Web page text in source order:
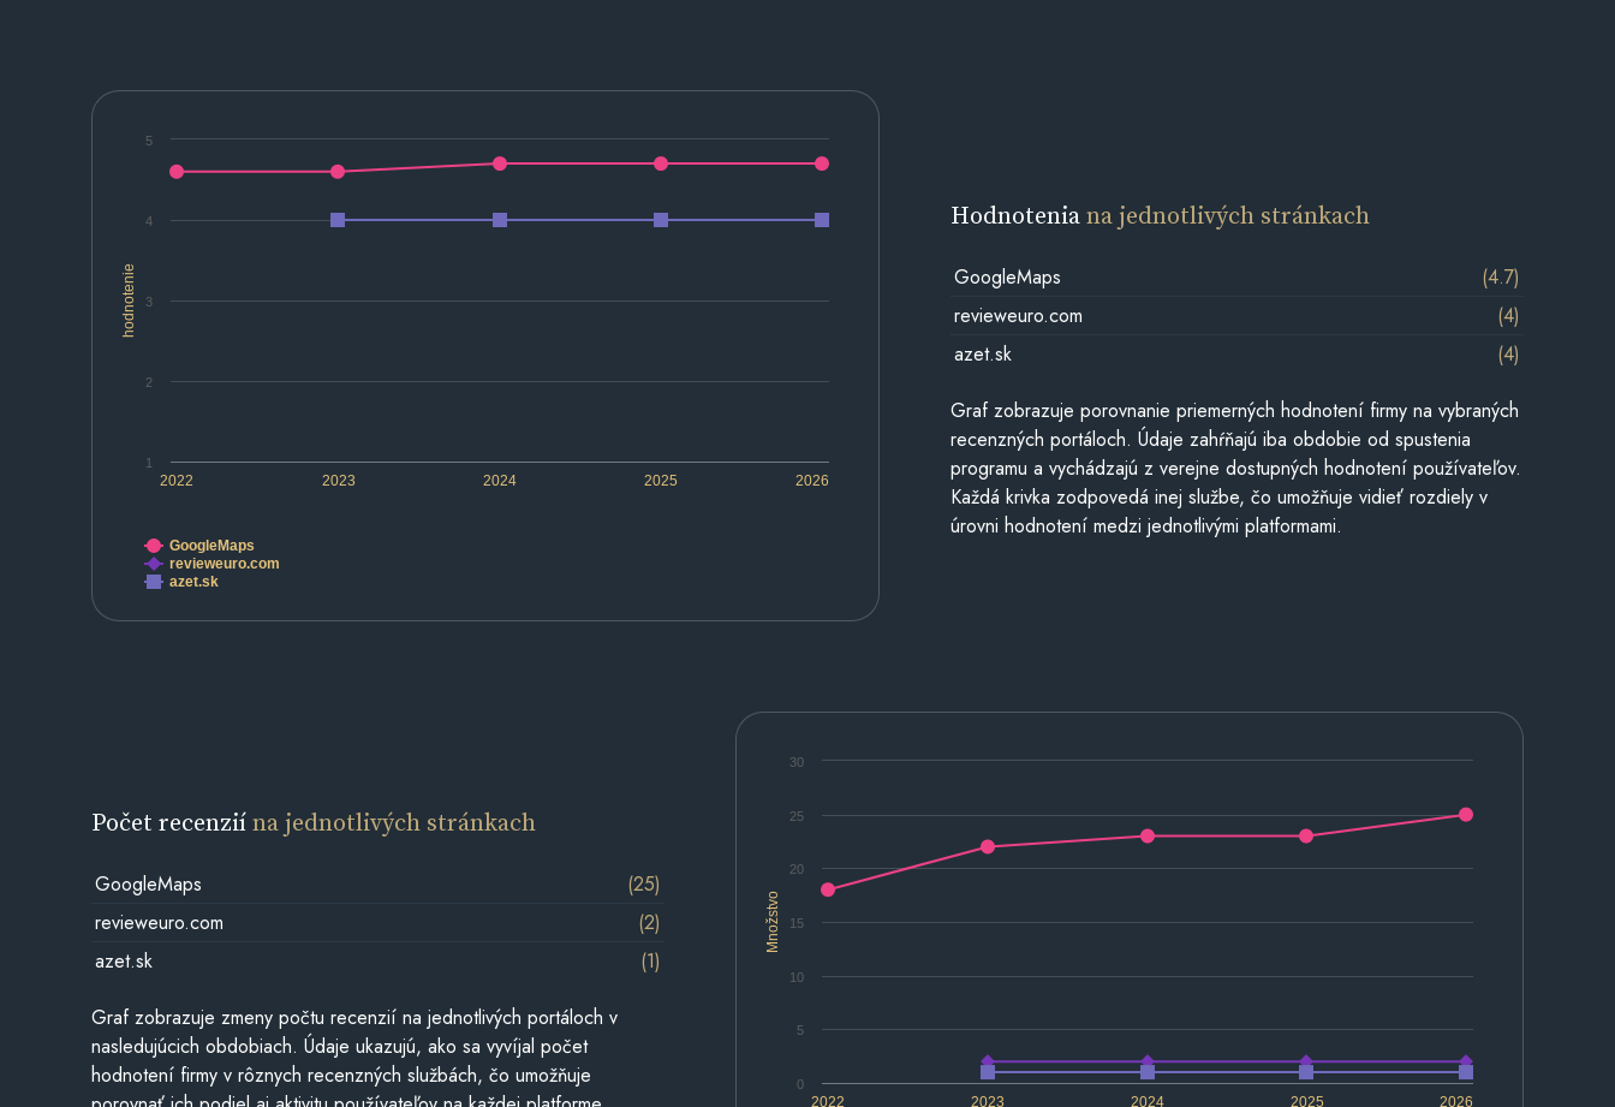
hodnotenie
2022 2023 2024 2025 2026
1
2
3
4
5
GoogleMaps
revieweuro.com
azet.sk
Hodnoteniana jednotlivých stránkach
GoogleMaps
(4.7)
revieweuro.com
(4)
azet.sk
(4)
Graf zobrazuje porovnanie priemerných hodnotení firmy na vybraných
recenzných portáloch. Údaje zahŕňajú iba obdobie od spustenia
programu a vychádzajú z verejne dostupných hodnotení používateľov.
Každá krivka zodpovedá inej službe, čo umožňuje vidieť rozdiely v
úrovni hodnotení medzi jednotlivými platformami.
Množstvo
2022 2023 2024 2025 2026
0
5
10
15
20
25
30
Počet recenziína jednotlivých stránkach
GoogleMaps
(25)
revieweuro.com
(2)
azet.sk
(1)
Graf zobrazuje zmeny počtu recenzií na jednotlivých portáloch v
nasledujúcich obdobiach. Údaje ukazujú, ako sa vyvíjal počet
hodnotení firmy v rôznych recenzných službách, čo umožňuje